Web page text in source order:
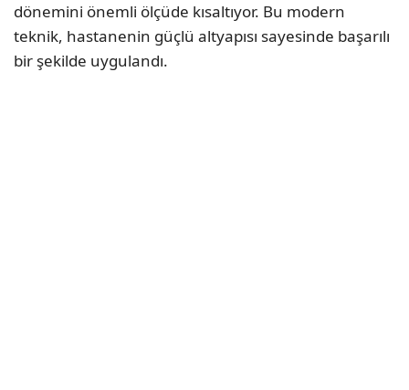
dönemini önemli ölçüde kısaltıyor. Bu modern
teknik, hastanenin güçlü altyapısı sayesinde başarılı
bir şekilde uygulandı.